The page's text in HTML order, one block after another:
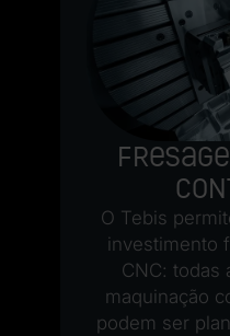
O Tebis
investimento
CNC: todas
maquinação
podem ser